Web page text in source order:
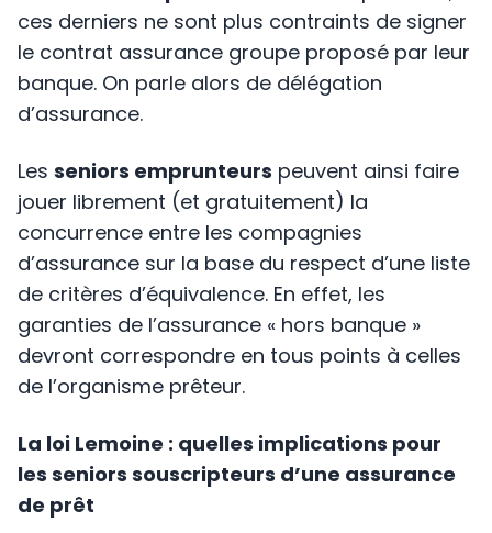
ces derniers ne sont plus contraints de signer
le contrat assurance groupe proposé par leur
banque. On parle alors de délégation
d’assurance.
Les seniors emprunteurs peuvent ainsi faire
jouer librement (et gratuitement) la
concurrence entre les compagnies
d’assurance sur la base du respect d’une liste
de critères d’équivalence. En effet, les
garanties de l’assurance « hors banque »
devront correspondre en tous points à celles
de l’organisme prêteur.
La loi Lemoine : quelles implications pour
les seniors souscripteurs d’une assurance
de prêt